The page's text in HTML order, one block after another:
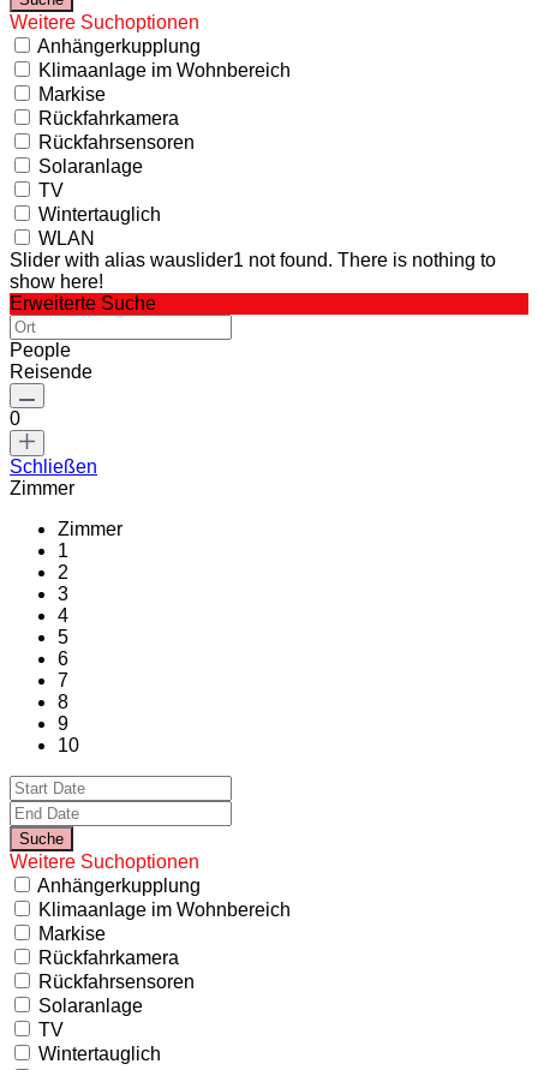
Weitere Suchoptionen
Anhängerkupplung
Klimaanlage im Wohnbereich
Markise
Rückfahrkamera
Rückfahrsensoren
Solaranlage
TV
Wintertauglich
WLAN
Slider with alias wauslider1 not found. There is nothing to
show here!
Erweiterte Suche
People
Reisende
0
Schließen
Zimmer
Zimmer
1
2
3
4
5
6
7
8
9
10
Weitere Suchoptionen
Anhängerkupplung
Klimaanlage im Wohnbereich
Markise
Rückfahrkamera
Rückfahrsensoren
Solaranlage
TV
Wintertauglich